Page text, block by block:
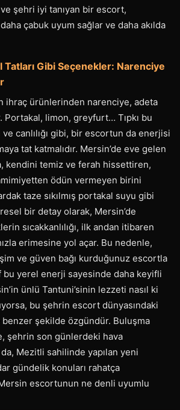
şehri iyi tanıyan bir escort,
çabuk uyum sağlar ve daha akılda
Tatları Gibi Seçenekler: Narenciye
ihraç ürünlerinden narenciye, adeta
Portakal, limon, greyfurt… Tıpkı bu
canlılığı gibi, bir escortun da enerjisi
tat katmalıdır. Mersin’de eve gelen
kendini temiz ve ferah hissettiren,
ödün vermeyen birini
taze sıkılmış portakal suyu gibi
bir detay olarak, Mersin’de
sıcakkanlılığı, ilk andan itibaren
erimesine yol açar. Bu nedenle,
ve güven bağı kurduğunuz escortla
bu yerel enerji sayesinde daha keyifli
ünlü Tantuni’sinin lezzeti nasıl ki
bu şehrin escort dünyasındaki
şekilde özgündür. Buluşma
şehrin son günlerdeki hava
Mezitli sahilinde yapılan yeni
gündelik konuları rahatça
escortunun ne denli uyumlu